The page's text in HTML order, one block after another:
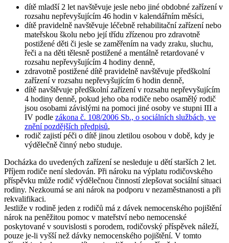
dítě mladší 2 let navštěvuje jesle nebo jiné obdobné zařízení v
rozsahu nepřevyšujícím 46 hodin v kalendářním měsíci,
dítě pravidelně navštěvuje léčebně rehabilitační zařízení nebo
mateřskou školu nebo její třídu zřízenou pro zdravotně
postižené děti či jesle se zaměřením na vady zraku, sluchu,
řeči a na děti tělesně postižené a mentálně retardované v
rozsahu nepřevyšujícím 4 hodiny denně,
zdravotně postižené dítě pravidelně navštěvuje předškolní
zařízení v rozsahu nepřevyšujícím 6 hodin denně,
dítě navštěvuje předškolní zařízení v rozsahu nepřevyšujícím
4 hodiny denně, pokud jeho oba rodiče nebo osamělý rodič
jsou osobami závislými na pomoci jiné osoby ve stupni III a
IV podle zákona č. 108/2006 Sb., o sociálních službách, ve
znění pozdějších předpisů,
rodič zajistí péči o dítě jinou zletilou osobou v době, kdy je
výdělečně činný nebo studuje.
Docházka do uvedených zařízení se nesleduje u dětí starších 2 let.
Příjem rodiče není sledován. Při nároku na výplatu rodičovského
příspěvku může rodič výdělečnou činností zlepšovat sociální situaci
rodiny. Nezkoumá se ani nárok na podporu v nezaměstnanosti a při
rekvalifikaci.
Jestliže v rodině jeden z rodičů má z dávek nemocenského pojištění
nárok na peněžitou pomoc v mateřství nebo nemocenské
poskytované v souvislosti s porodem, rodičovský příspěvek náleží,
pouze je-li vyšší než dávky nemocenského pojištění. V tomto